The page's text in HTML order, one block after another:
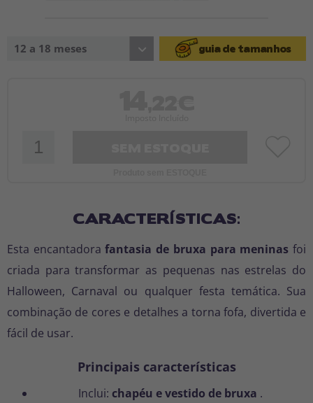
12 a 18 meses guia de tamanhos
CARACTERÍSTICAS:
Esta encantadorafantasia de bruxa para meninas foi
criada para transformar as pequenas nas estrelas do
Halloween, Carnaval ou qualquer festa temática. Sua
combinação de cores e detalhes a torna fofa, divertida e
fácil de usar.
Principais características
Inclui: chapéu e vestido de bruxa .